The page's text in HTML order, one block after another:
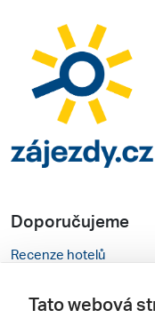
Doporučujeme
Recenze hotelů
Tato webová